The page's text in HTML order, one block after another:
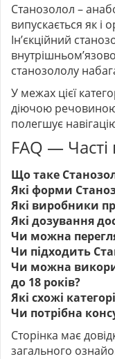
Станозолол –
випускається як і
Ін’єкційний
станозололу
У межах цієї
діючою
полегшує
FAQ —
Що таке
Які форми
Які виробники
Які дозування
Чи можна
Чи підходить
Чи можна
до 18 років?
Які схожі
Чи потрібна
Сторінка має
загального